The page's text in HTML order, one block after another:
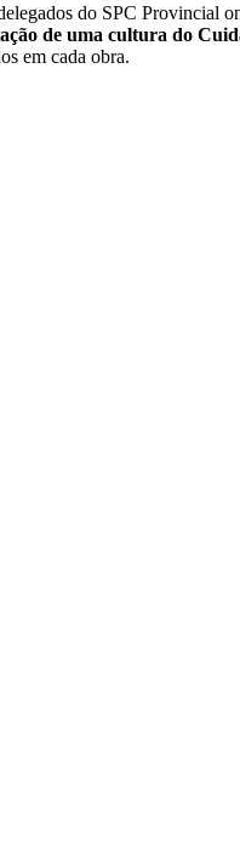
do SPC Provincial
de uma cultura do
em cada obra.